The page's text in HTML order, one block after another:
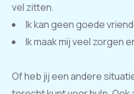
vel zitten.
Ik kan geen goede
Ik maak mij veel zorgen
Of heb jij een andere